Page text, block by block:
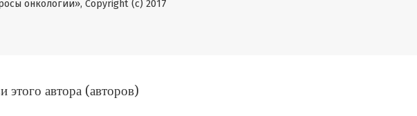
онкологии», Copyright (c) 2017
этого автора (авторов)